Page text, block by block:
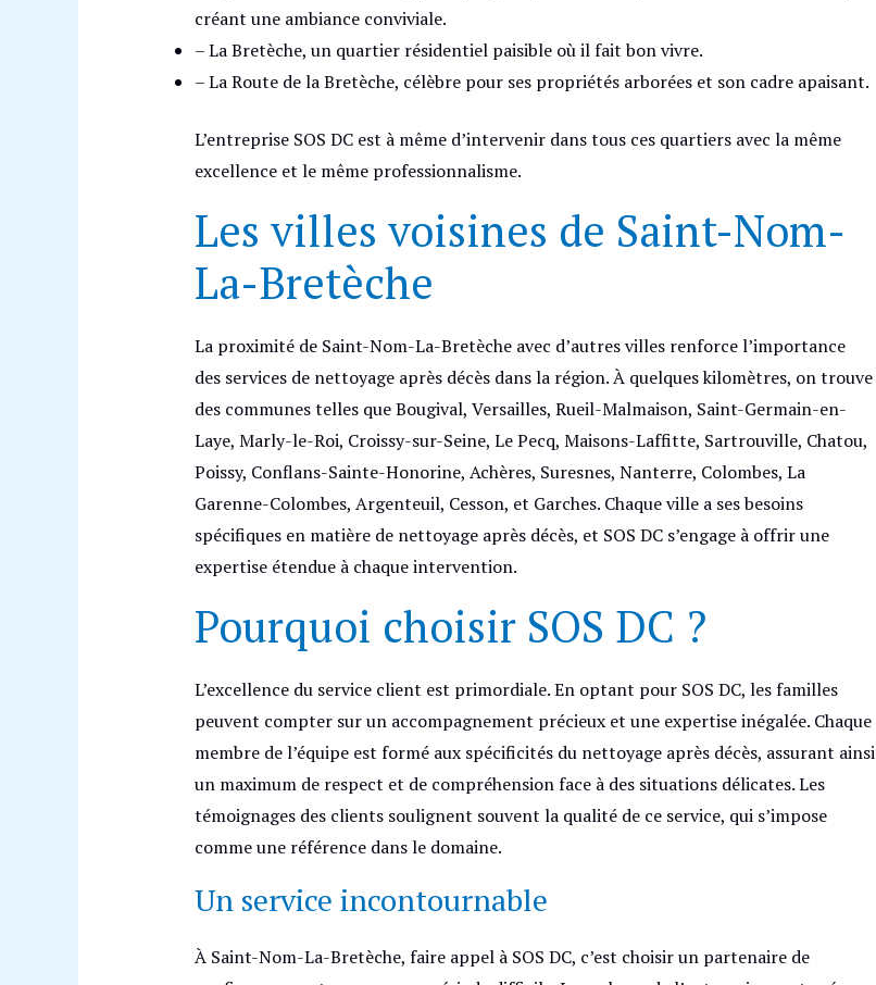
créant une ambiance conviviale.
– La Bretèche, un quartier résidentiel paisible où il fait bon vivre.
– La Route de la Bretèche, célèbre pour ses propriétés arborées et son cadre apaisant.
L’entreprise SOS DC est à même d’intervenir dans tous ces quartiers avec la même
excellence et le même professionnalisme.
Les villes voisines de Saint-Nom-
La-Bretèche
La proximité de Saint-Nom-La-Bretèche avec d’autres villes renforce l’importance
des services de nettoyage après décès dans la région. À quelques kilomètres, on trouve
des communes telles que Bougival, Versailles, Rueil-Malmaison, Saint-Germain-en-
Laye, Marly-le-Roi, Croissy-sur-Seine, Le Pecq, Maisons-Laffitte, Sartrouville, Chatou,
Poissy, Conflans-Sainte-Honorine, Achères, Suresnes, Nanterre, Colombes, La
Garenne-Colombes, Argenteuil, Cesson, et Garches. Chaque ville a ses besoins
spécifiques en matière de nettoyage après décès, et SOS DC s’engage à offrir une
expertise étendue à chaque intervention.
Pourquoi choisir SOS DC ?
L’excellence du service client est primordiale. En optant pour SOS DC, les familles
peuvent compter sur un accompagnement précieux et une expertise inégalée. Chaque
membre de l’équipe est formé aux spécificités du nettoyage après décès, assurant ainsi
un maximum de respect et de compréhension face à des situations délicates. Les
témoignages des clients soulignent souvent la qualité de ce service, qui s’impose
comme une référence dans le domaine.
Un service incontournable
À Saint-Nom-La-Bretèche, faire appel à SOS DC, c’est choisir un partenaire de